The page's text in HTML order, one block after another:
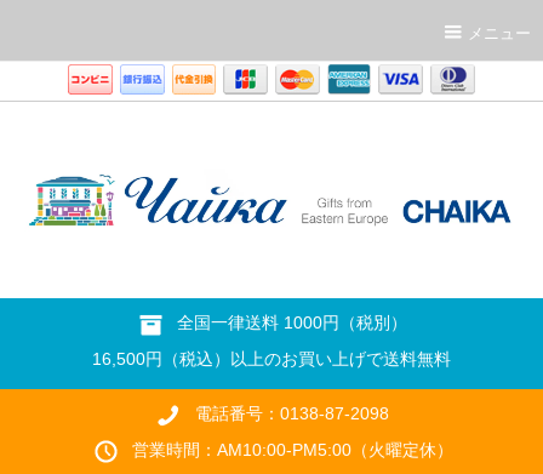
メニュー
全国一律送料 1000円（税別）
16,500円（税込）以上のお買い上げで送料無料
電話番号：0138-87-2098
営業時間：AM10:00-PM5:00（火曜定休）